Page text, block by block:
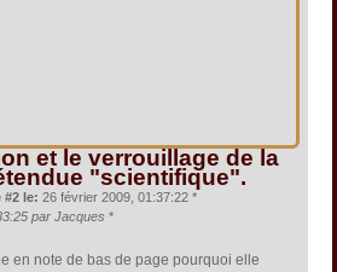
et le verrouillage de la
"scientifique".
#2 le: 26 février 2009, 01:37:22 *
par Jacques *
en note de bas de page pourquoi elle